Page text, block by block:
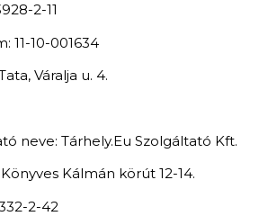
2-11
11-10-001634
Váralja u. 4.
neve: Tárhely.Eu Szolgáltató Kft.
Kálmán körút 12-14.
2-42